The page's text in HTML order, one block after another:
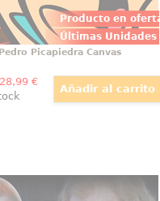
Producto en oferta
Últimas Unidades
Picapiedra Canvas
28,99€
Personaje Alastor Ojoloco
Moody